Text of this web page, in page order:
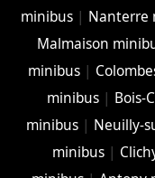
minibus | Nanterre
Malmaison
minibus|
minibus | Bois-
minibus| Neuilly-
minibus|